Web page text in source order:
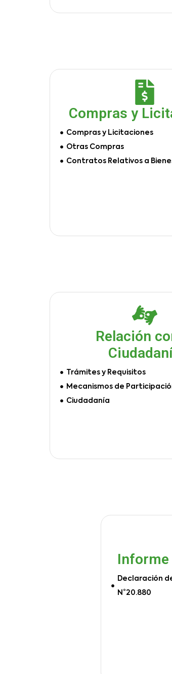
Compras y
Compras y Licitaciones
Otras Compras
Contratos Relativos a
Relación
Trámites y Requisitos
Mecanismos de
Ciudadanía
Informe
Declaración
N°20.880